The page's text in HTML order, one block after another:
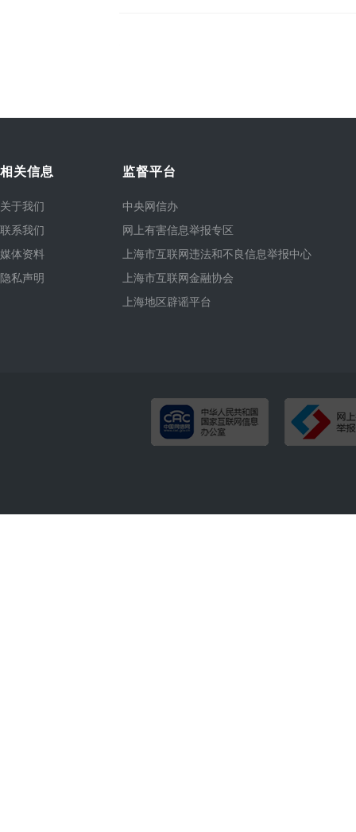
相关信息
关于我们
联系我们
媒体资料
隐私声明
监督平台
中央网信办
网上有害信息举报专区
上海市互联网违法和不良信息举报中心
上海市互联网金融协会
上海地区辟谣平台